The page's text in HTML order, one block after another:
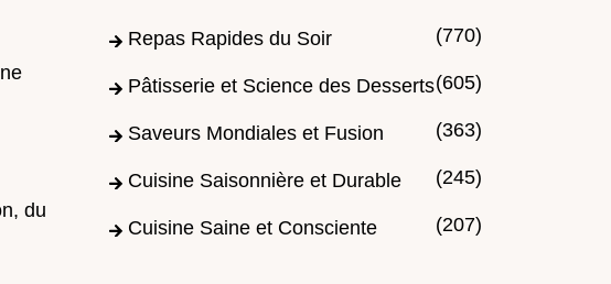
du
Repas Rapides du Soir (770)
Pâtisserie et Science des Desserts(605)
Saveurs Mondiales et Fusion (363)
Cuisine Saisonnière et Durable (245)
Cuisine Saine et Consciente (207)